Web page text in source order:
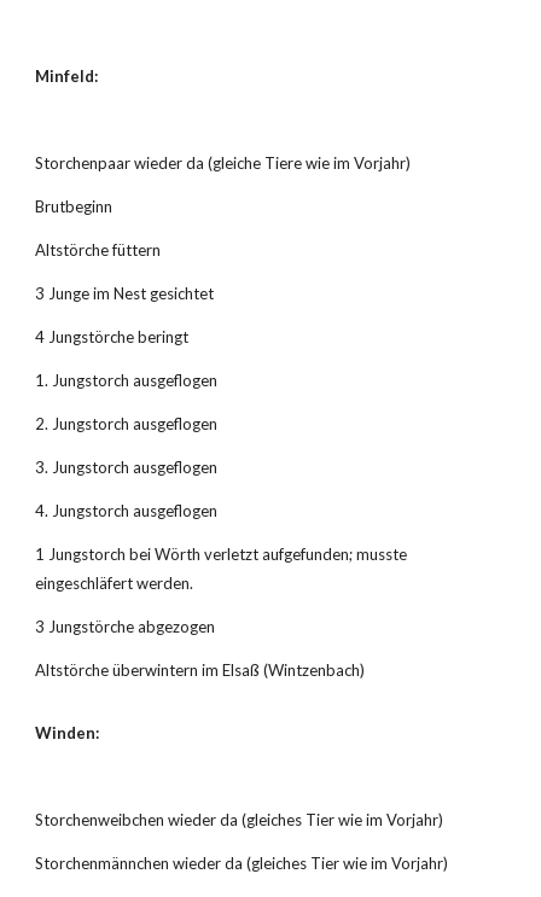
Minfeld:
Storchenpaar wieder da (gleiche Tiere wie im Vorjahr)
Brutbeginn
Altstörche füttern
3 Junge im Nest gesichtet
4 Jungstörche beringt
1. Jungstorch ausgeflogen
2. Jungstorch ausgeflogen
3. Jungstorch ausgeflogen
4. Jungstorch ausgeflogen
1 Jungstorch bei Wörth verletzt aufgefunden; musste
eingeschläfert werden.
3 Jungstörche abgezogen
Altstörche überwintern im Elsaß (Wintzenbach)
Winden:
Storchenweibchen wieder da (gleiches Tier wie im Vorjahr)
Storchenmännchen wieder da (gleiches Tier wie im Vorjahr)